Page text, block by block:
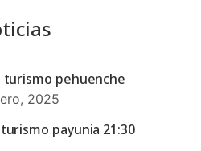
turismo pehuenche
2025
payunia 21:30